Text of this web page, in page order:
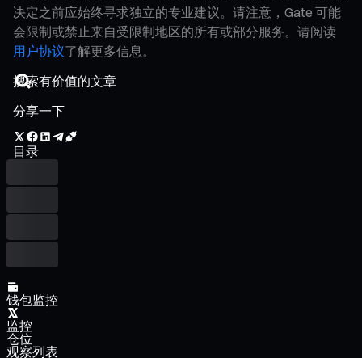
决定之前应始终寻求独立的专业建议。请注意，Gate 可能
会限制或禁止来自受限制地区的所有或部分服务。请阅读
用户协议了解更多信息。
分享一下
目录
钱包监控
监控
仓位
观察列表